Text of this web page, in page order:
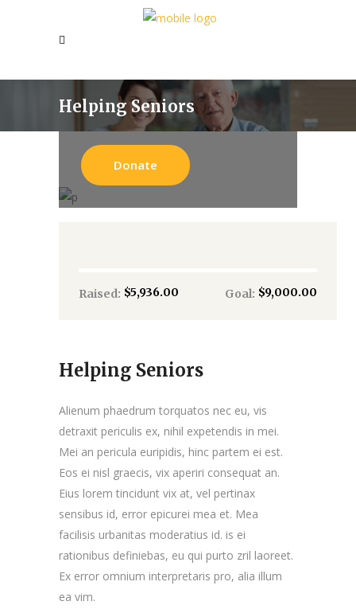
Helping Seniors
Donate
Raised: $5,936.00 Goal: $9,000.00
Helping Seniors
Alienum phaedrum torquatos nec eu, vis
detraxit periculis ex, nihil expetendis in mei.
Mei an pericula euripidis, hinc partem ei est.
Eos ei nisl graecis, vix aperiri consequat an.
Eius lorem tincidunt vix at, vel pertinax
sensibus id, error epicurei mea et. Mea
facilisis urbanitas moderatius id. is ei
rationibus definiebas, eu qui purto zril laoreet.
Ex error omnium interpretaris pro, alia illum
ea vim.